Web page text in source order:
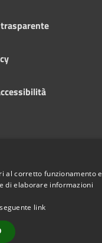
Copyright © 2023 •
al corretto funzionamento e
di elaborare informazioni
link